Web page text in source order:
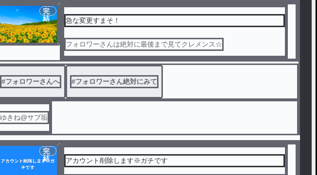
完
結
急な変更すまそ！
フォロワーさんは絶対に最後まで見てクレメンス☆
#フォロワーさんへ #フォロワーさん絶対にみて
ゆきね@サブ垢
完
結
アカウント削除します※ガチです